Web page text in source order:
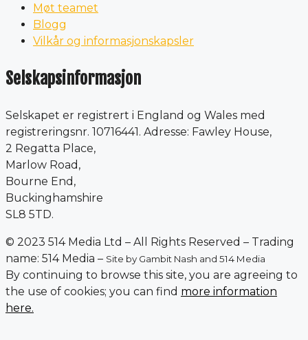
Møt teamet
Blogg
Vilkår og informasjonskapsler
Selskapsinformasjon
Selskapet er registrert i England og Wales med
registreringsnr. 10716441. Adresse: Fawley House,
2 Regatta Place,
Marlow Road,
Bourne End,
Buckinghamshire
SL8 5TD.
© 2023 514 Media Ltd – All Rights Reserved – Trading
name: 514 Media – Site by Gambit Nash and 514 Media
By continuing to browse this site, you are agreeing to
the use of cookies; you can find more information
here.